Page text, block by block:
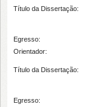
Título da Dissertação:
Egresso:
Orientador:
Título da Dissertação:
Egresso: